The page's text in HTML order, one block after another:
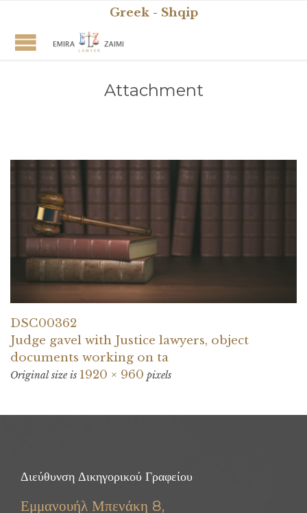
Greek- Shqip
Attachment
DSC00362
Judge gavel with Justice lawyers, object
documents working on ta
Original size is 1920 × 960 pixels
Διεύθυνση Δικηγορικού Γραφείου
Εμμανουήλ Μπενάκη 8,